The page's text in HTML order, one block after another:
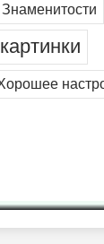
Знаменитости